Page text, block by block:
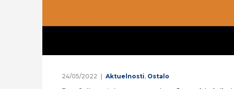
24/05/2022 Aktuelnosti, Ostalo